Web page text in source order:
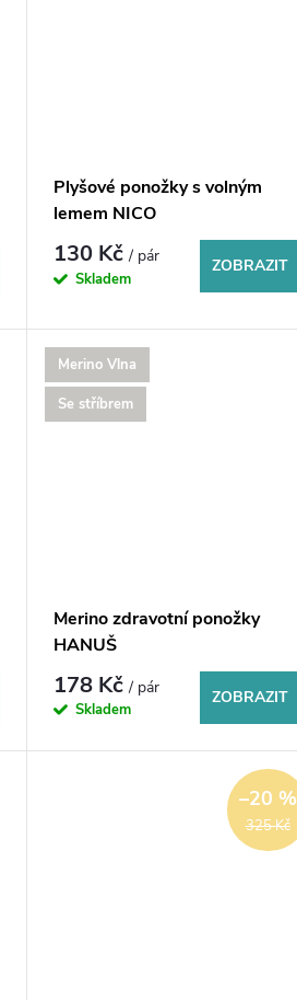
Plyšové ponožky s volným
lemem NICO
130 Kč/ pár
Skladem
ZOBRAZIT
Merino Vlna
Se stříbrem
Merino zdravotní ponožky
HANUŠ
178 Kč/ pár
Skladem
ZOBRAZIT
325 Kč
–20 %